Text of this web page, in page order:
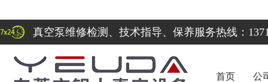
真空泵维修检测、技术指导、保养服务热线：
首页 公